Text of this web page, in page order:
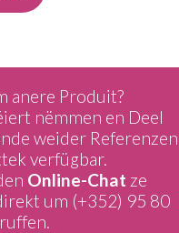
anere Produit?
nëmmen en Deel
weider Referenzen
verfügbar.
Online-Chat ze
um (+352) 95 80